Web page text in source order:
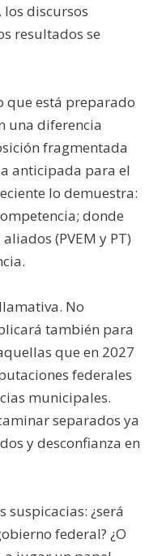
discursos
resultados se
que está preparado
una diferencia
fragmentada
anticipada para el
lo demuestra:
donde
(PVEM y PT)
No
también para
que en 2027
federales
municipales.
separados ya
y desconfianza en
suspicacias: ¿será
federal? ¿O